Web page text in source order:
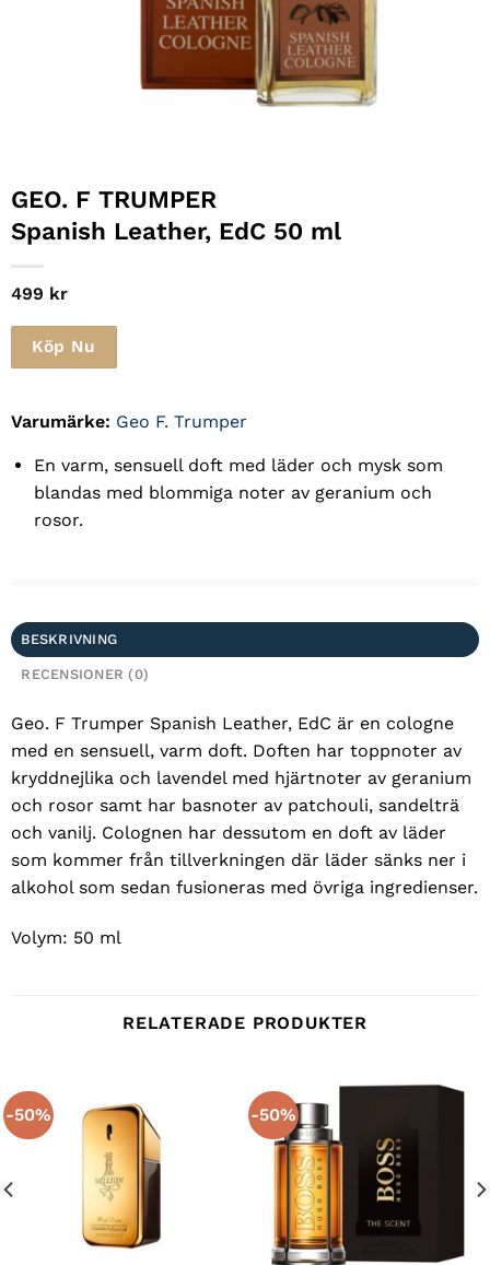
GEO. F TRUMPER
Spanish Leather, EdC 50 ml
499 kr
Köp Nu
Varumärke: Geo F. Trumper
En varm, sensuell doft med läder och mysk som
blandas med blommiga noter av geranium och
rosor.
BESKRIVNING
RECENSIONER (0)
Geo. F Trumper Spanish Leather, EdC är en cologne
med en sensuell, varm doft. Doften har toppnoter av
kryddnejlika och lavendel med hjärtnoter av geranium
och rosor samt har basnoter av patchouli, sandelträ
och vanilj. Colognen har dessutom en doft av läder
som kommer från tillverkningen där läder sänks ner i
alkohol som sedan fusioneras med övriga ingredienser.
Volym: 50 ml
RELATERADE PRODUKTER
-50% -50%